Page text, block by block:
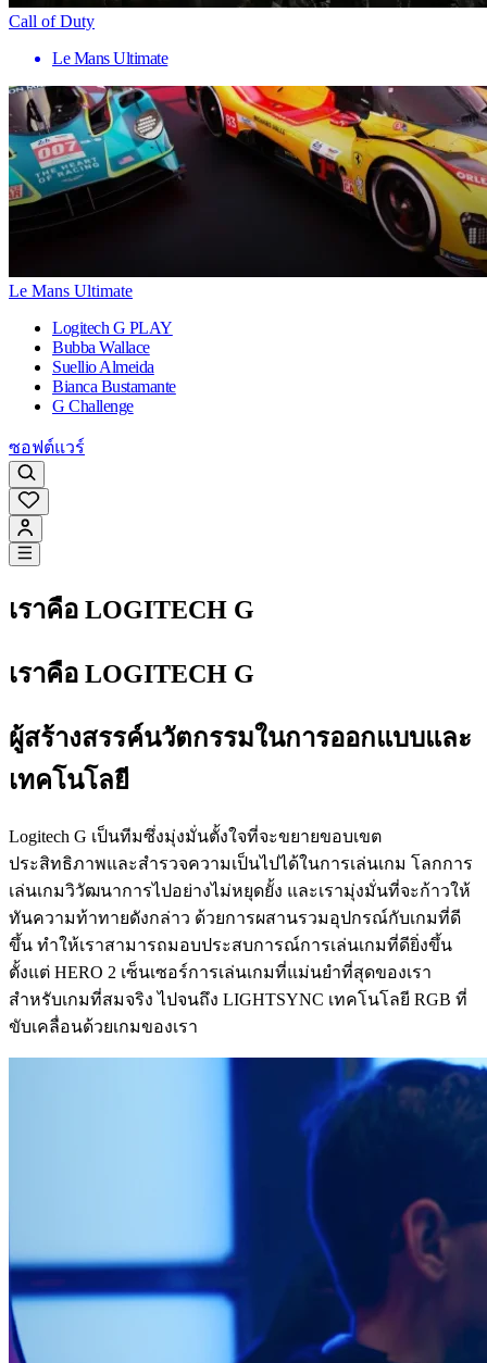
Call of Duty
Le Mans Ultimate
Le Mans Ultimate
Logitech G PLAY
Bubba Wallace
Suellio Almeida
Bianca Bustamante
G Challenge
ซอฟต์แวร์
เราคือ LOGITECH G
เราคือ LOGITECH G
ผู้สร้างสรรค์นวัตกรรมในการออกแบบและ
เทคโนโลยี
Logitech G เป็นทีมซึ่งมุ่งมั่นตั้งใจที่จะขยายขอบเขต
ประสิทธิภาพและสำรวจความเป็นไปได้ในการเล่นเกม โลกการ
เล่นเกมวิวัฒนาการไปอย่างไม่หยุดยั้ง และเรามุ่งมั่นที่จะก้าวให้
ทันความท้าทายดังกล่าว ด้วยการผสานรวมอุปกรณ์กับเกมที่ดี
ขึ้น ทำให้เราสามารถมอบประสบการณ์การเล่นเกมที่ดียิ่งขึ้น
ตั้งแต่ HERO 2 เซ็นเซอร์การเล่นเกมที่แม่นยำที่สุดของเรา
สำหรับเกมที่สมจริง ไปจนถึง LIGHTSYNC เทคโนโลยี RGB ที่
ขับเคลื่อนด้วยเกมของเรา